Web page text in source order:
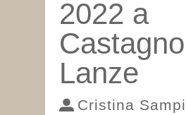
2022 a
Lanze
Cristina